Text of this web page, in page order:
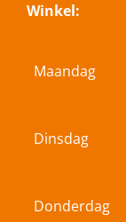
Winkel:
Maandag
Dinsdag
Donderdag